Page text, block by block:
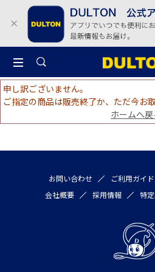
申し訳ございません。
ご指定の商品は販売終了か、ただ今お
ホームへ戻
お問い合わせ ご利用ガイド
会社概要
採用情報 特